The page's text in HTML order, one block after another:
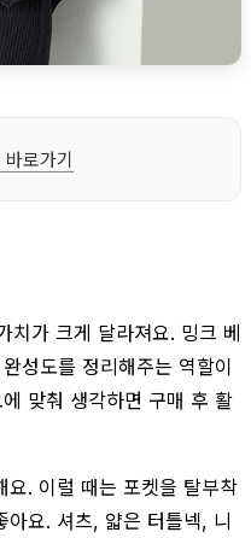
로가기
치가 크게 달라져요. 밍크 베
성도를 정리해주는 역할이
맞춰 생각하면 구매 후 활
요. 이럴 때는 포켓을 탈부착
아요. 셔츠, 얇은 터틀넥, 니